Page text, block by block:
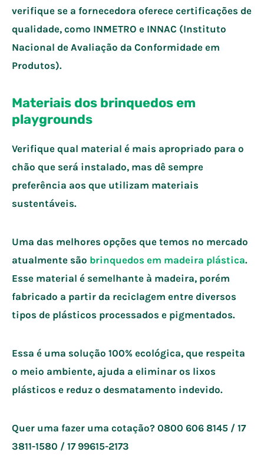
verifique se a fornecedora oferece certificações de
qualidade, como INMETRO e INNAC (Instituto
Nacional de Avaliação da Conformidade em
Produtos).
Materiais dos brinquedos em
playgrounds
Verifique qual material é mais apropriado para o
chão que será instalado, mas dê sempre
preferência aos que utilizam materiais
sustentáveis.
Uma das melhores opções que temos no mercado
atualmente são brinquedos em madeira plástica.
Esse material é semelhante à madeira, porém
fabricado a partir da reciclagem entre diversos
tipos de plásticos processados e pigmentados.
Essa é uma solução 100% ecológica, que respeita
o meio ambiente, ajuda a eliminar os lixos
plásticos e reduz o desmatamento indevido.
Quer uma fazer uma cotação? 0800 606 8145 / 17
3811-1580 / 17 99615-2173